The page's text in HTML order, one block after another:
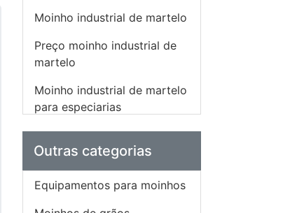
Moinho industrial de martelo
Preço moinho industrial de
martelo
Moinho industrial de martelo
para especiarias
Mini Fábrica De Ração
Mini Fábrica De Ração
Animal
Misturador De Ração
Outras categorias
Equipamentos para moinhos